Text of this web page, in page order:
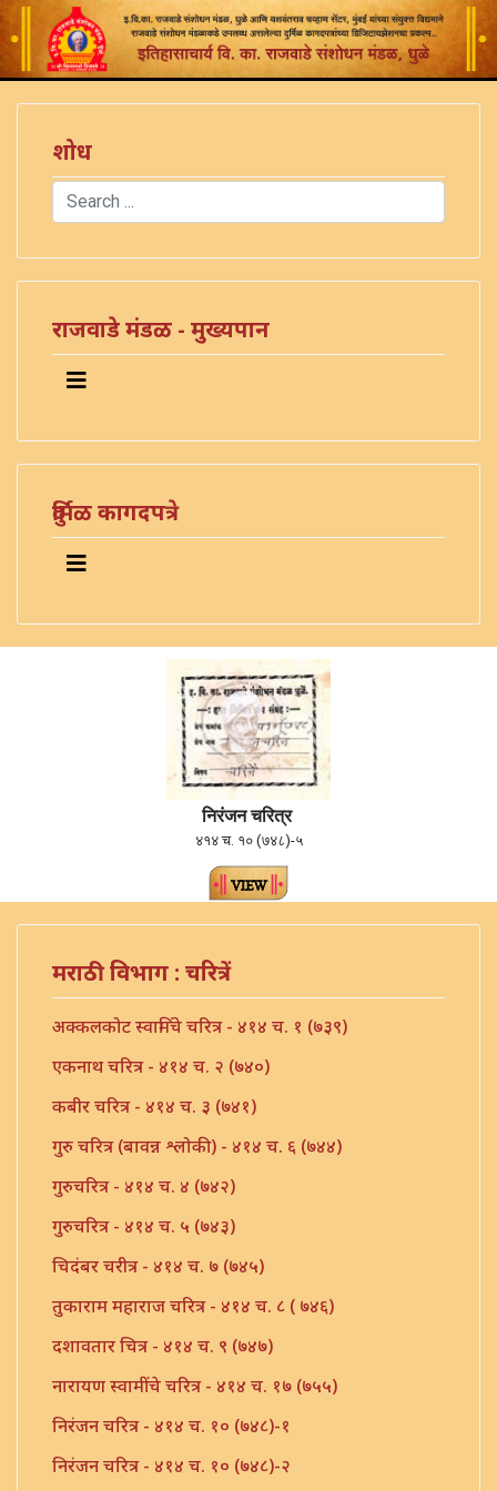
शोध
Search
राजवाडे मंडळ - मुख्यपान
दुर्मिळ कागदपत्रे
निरंजन चरित्र
४१४ च. १० (७४८)-५
मराठी विभाग : चरित्रें
अक्कलकोट स्वामिंचे चरित्र - ४१४ च. १ (७३९)
एकनाथ चरित्र - ४१४ च. २ (७४०)
कबीर चरित्र - ४१४ च. ३ (७४१)
गुरु चरित्र (बावन्न श्लोकी) - ४१४ च. ६ (७४४)
गुरुचरित्र - ४१४ च. ४ (७४२)
गुरुचरित्र - ४१४ च. ५ (७४३)
चिदंबर चरीत्र - ४१४ च. ७ (७४५)
तुकाराम महाराज चरित्र - ४१४ च. ८ ( ७४६)
दशावतार चित्र - ४१४ च. ९ (७४७)
नारायण स्वामींचे चरित्र - ४१४ च. १७ (७५५)
निरंजन चरित्र - ४१४ च. १० (७४८)-१
निरंजन चरित्र - ४१४ च. १० (७४८)-२